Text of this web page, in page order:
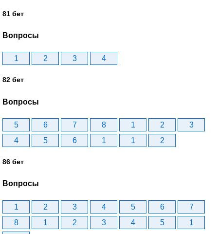
81 бет
Вопросы
1 2 3 4
82 бет
Вопросы
5 6 7 8 1 2
3
4
5 6 1 1 2
86 бет
Вопросы
1 2 3 4 5 6
7
8
1 2 3 4 5
1